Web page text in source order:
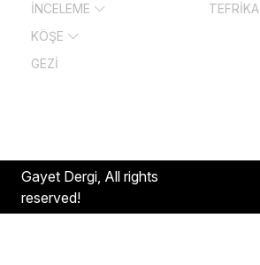
İNCELEME
KÖŞE
GEZİ
TEFRİKA
Gayet Dergi, All rights
reserved!